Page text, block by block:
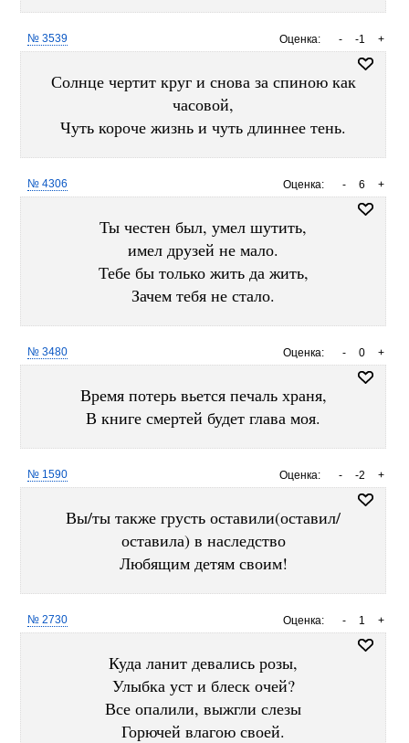
Оценка: +
-1
-
№ 3539
Солнце чертит круг и снова за спиною как
часовой,
Чуть короче жизнь и чуть длиннее тень.
Оценка: +
6
-
№ 4306
Ты честен был, умел шутить,
имел друзей не мало.
Тебе бы только жить да жить,
Зачем тебя не стало.
Оценка: +
0
-
№ 3480
Время потерь вьется печаль храня,
В книге смертей будет глава моя.
Оценка: +
-2
-
№ 1590
Вы/ты также грусть оставили(оставил/
оставила) в наследство
Любящим детям своим!
Оценка: +
1
-
№ 2730
Куда ланит девались розы,
Улыбка уст и блеск очей?
Все опалили, выжгли слезы
Горючей влагою своей.